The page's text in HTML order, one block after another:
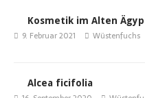
Kosmetik im Alten
9. Februar 2021 Wüstenfuchs
Alcea ficifolia